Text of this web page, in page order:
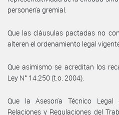
personería gremial.
Que las cláusulas pactadas no
alteren el ordenamiento legal
Que asimismo se acreditan los
Ley N° 14.250 (t.o. 2004).
Que la Asesoría Técnico
Relaciones y Regulaciones del